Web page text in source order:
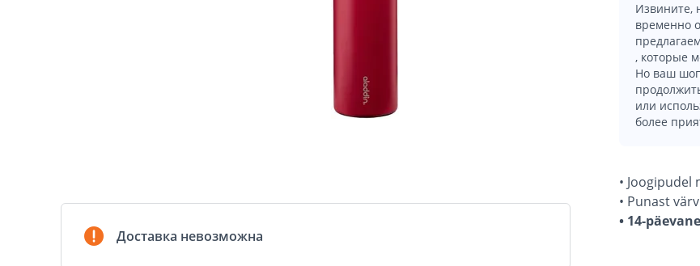
Доставка невозможна
Извините,
временно
, которые
Но ваш
или
более
• Joogipudel
• Punast
• 14-